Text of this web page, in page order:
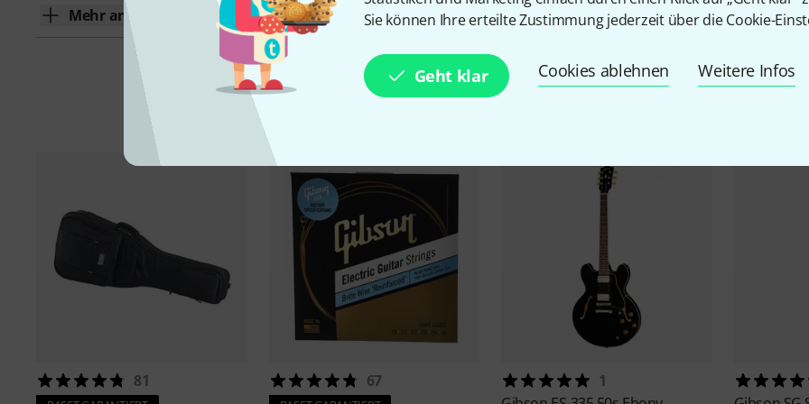
Sie können Ihre erteilte Zustimmung jederzeit über die Cookie-
Geht klar Cookies ablehnen Weitere Infos
Mehr anzeigen
Zubehör & passende Artikel
81 67
1